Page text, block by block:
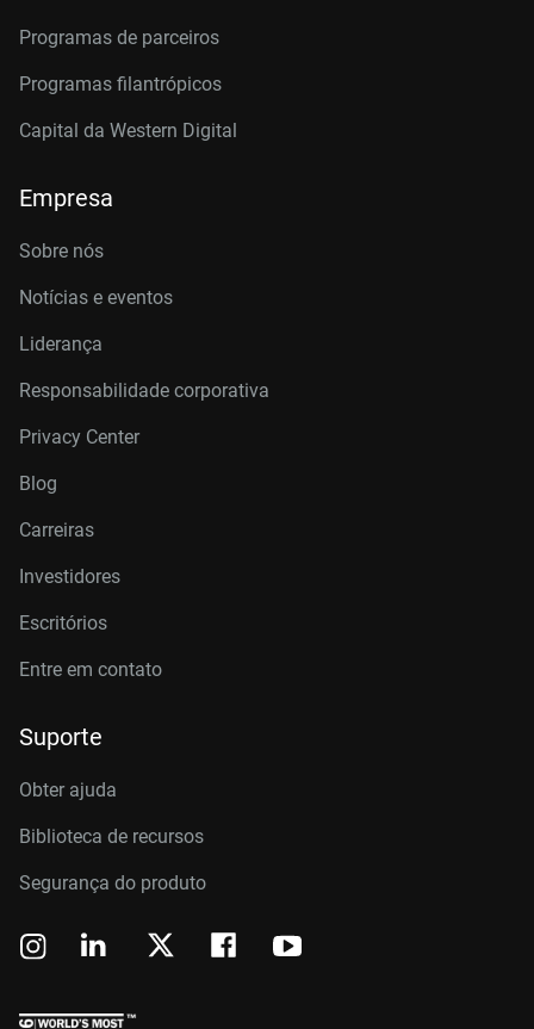
Programas de parceiros
Programas filantrópicos
Capital da Western Digital
Empresa
Sobre nós
Notícias e eventos
Liderança
Responsabilidade corporativa
Privacy Center
Blog
Carreiras
Investidores
Escritórios
Entre em contato
Suporte
Obter ajuda
Biblioteca de recursos
Segurança do produto